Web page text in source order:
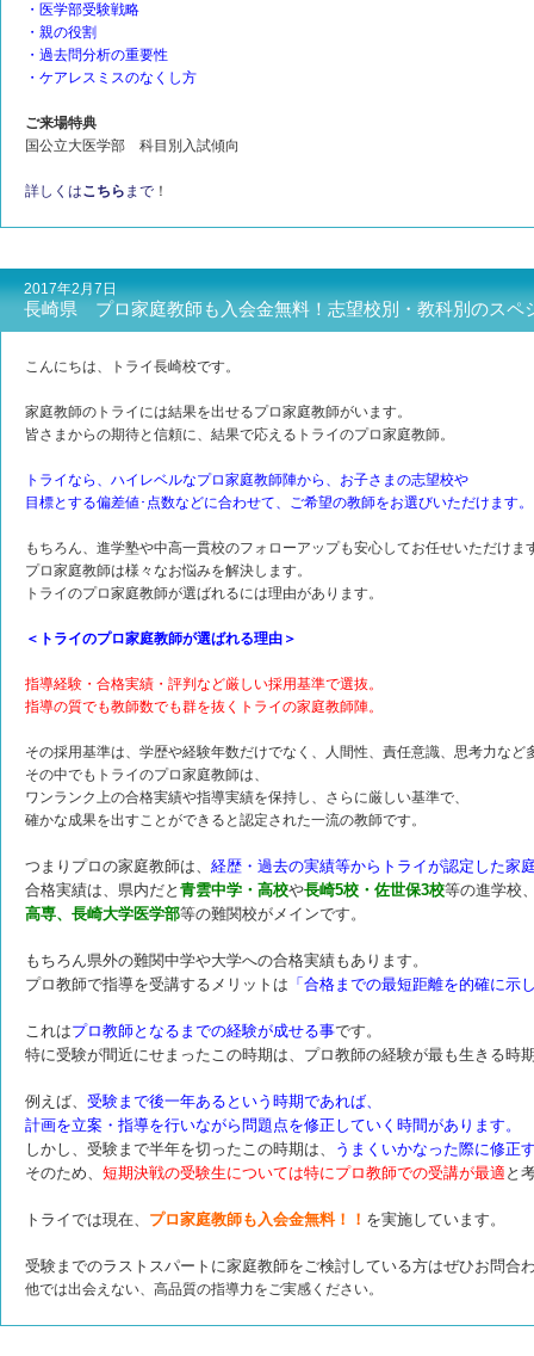
・医学部受験戦略
・親の役割
・過去問分析の重要性
・ケアレスミスのなくし方
ご来場特典
国公立大医学部 科目別入試傾向
詳しくはこちら まで ！
2017年2月7日
長崎県 プロ家庭教師も入会金無料！志望校別・教科別のスペ
こんにちは、トライ長崎校です。
家庭教師のトライには結果を出せるプロ家庭教師がいます。
皆さまからの期待と信頼に、結果で応えるトライのプロ家庭教師。
トライなら、ハイレベルなプロ家庭教師陣から、お子さまの志望校や
目標とする偏差値･点数などに合わせて、ご希望の教師をお選びいただけます。
もちろん、進学塾や中高一貫校のフォローアップも安心してお任せいただけま
プロ家庭教師は様々なお悩みを解決します。
トライのプロ家庭教師が選ばれるには理由があります。
＜トライのプロ家庭教師が選ばれる理由＞
指導経験・合格実績・評判など厳しい採用基準で選抜。
指導の質でも教師数でも群を抜くトライの家庭教師陣。
その採用基準は、学歴や経験年数だけでなく、人間性、責任意識、思考力など
その中でもトライのプロ家庭教師は、
ワンランク上の合格実績や指導実績を保持し、さらに厳しい基準で、
確かな成果を出すことができると認定された一流の教師です。
つまりプロの家庭教師は、 経歴・過去の実績等からトライが認定した家
合格実績は、県内だと 青雲中学・高校や長崎5校・佐世保3校等の進学校
高専、長崎大学医学部等の難関校がメインです。
もちろん県外の難関中学や大学への合格実績もあります。
プロ教師で指導を受講するメリットは 「合格までの最短距離を的確に示
これはプロ教師となるまでの経験が成せる事です。
特に受験が間近にせまったこの時期は、プロ教師の経験が最も生きる時
例えば、 受験まで後一年あるという時期であれば、
計画を立案・指導を行いながら問題点を修正していく時間があります。
しかし、受験まで半年を切ったこの時期は、
うまくいかなった際に修正
そのため、 短期決戦の受験生については特にプロ教師での受講が最適 と
トライでは現在、 プロ家庭教師も入会金無料！！ を実施しています。
受験までのラストスパートに家庭教師をご検討している方はぜひお問合
他では出会えない、高品質の指導力をご実感ください。